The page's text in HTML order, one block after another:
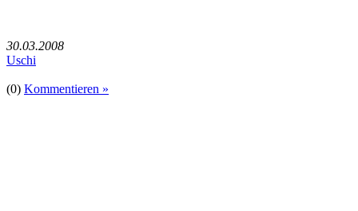
30.03.2008
Uschi
(0) Kommentieren »